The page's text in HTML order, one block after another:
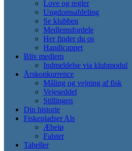
Love og regler
Ungdomsafdeling
Se klubben
Medlemsfordele
Her finder du os
Handicappet
Bliv medlem
Indmeldelse via klubmodul
Årskonkurrence
Måling og vejning af fisk
Vejeseddel
Stillingen
Din historie
Fiskepladser Als
Æbelø
Falster
Tabeller